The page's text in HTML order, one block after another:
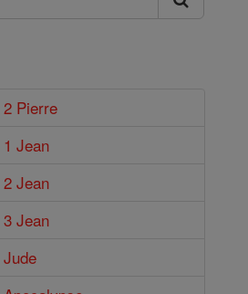
2 Pierre
1 Jean
2 Jean
3 Jean
Jude